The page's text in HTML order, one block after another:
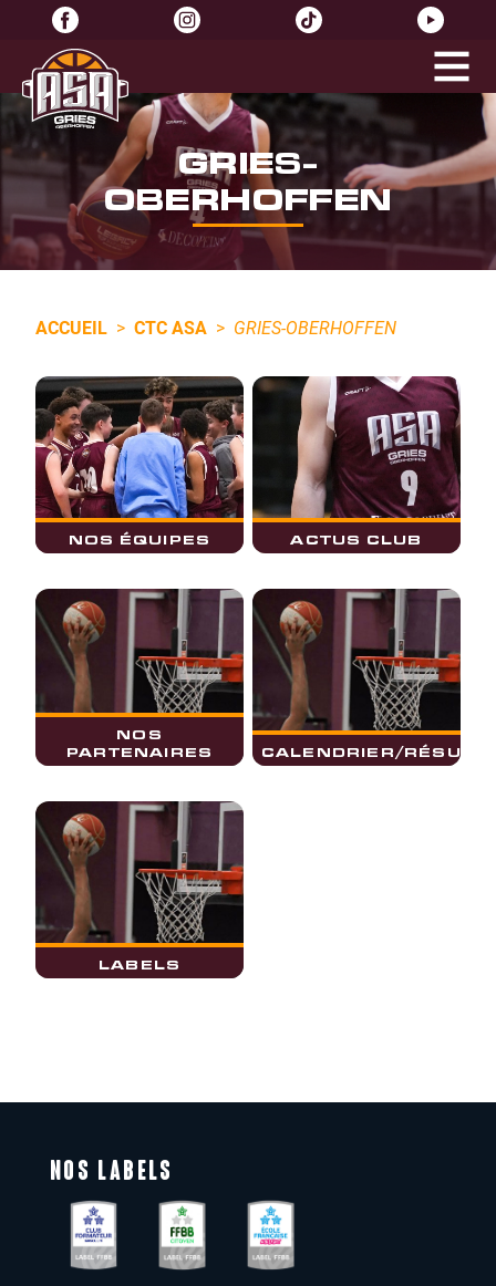
GRIES-
OBERHOFFEN
ACCUEIL > CTC ASA > GRIES-OBERHOFFEN
NOS ÉQUIPES ACTUS CLUB
NOS
PARTENAIRES
CALENDRIER/
LABELS
NOS LABELS